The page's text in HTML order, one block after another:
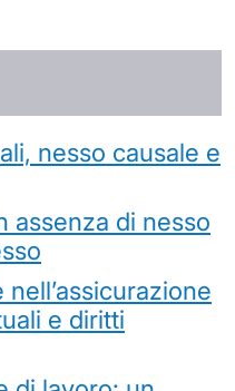
nesso causale e
assenza di nesso
e diritti